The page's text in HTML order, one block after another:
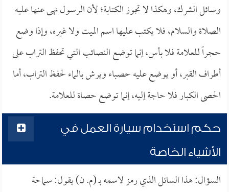
وسائل الشرك، وهكذا لا تجوز الكتابة؛ لأن الرسول نهى عنها عليه
الصلاة والسلام، فلا يكتب عليها اسم الميت ولا غيره، وإذا وضع
حجراً للعلامة فلا بأس، إنما توضع النصائب التي تحفظ التراب على
أطراف القبر، أو يوضع عليه حصباء ويرش بالماء لحفظ التراب، أما
الحصى الكبار فلا حاجة إليه، إنما توضع حصاة للعلامة.
حكم استخدام سيارة العمل في
الأشياء الخاصة
السؤال: هذا السائل الذي رمز لاسمه بـ (م. ن) يقول: سماحة